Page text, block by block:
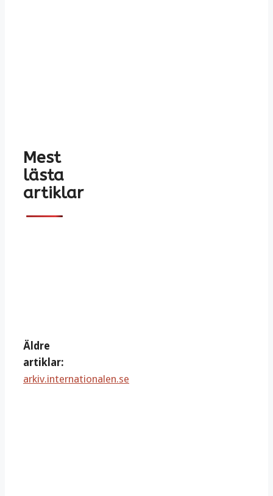
Mest
lästa
artiklar
Äldre
artiklar:
arkiv.internationalen.se